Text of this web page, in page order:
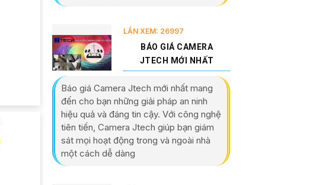
LẦN XEM: 26997
BÁO GIÁ CAMERA
JTECH MỚI NHẤT
Báo giá Camera Jtech mới nhất mang
đến cho bạn những giải pháp an ninh
hiệu quả và đáng tin cậy. Với công nghệ
tiên tiến, Camera Jtech giúp bạn giám
sát mọi hoạt động trong và ngoài nhà
một cách dễ dàng